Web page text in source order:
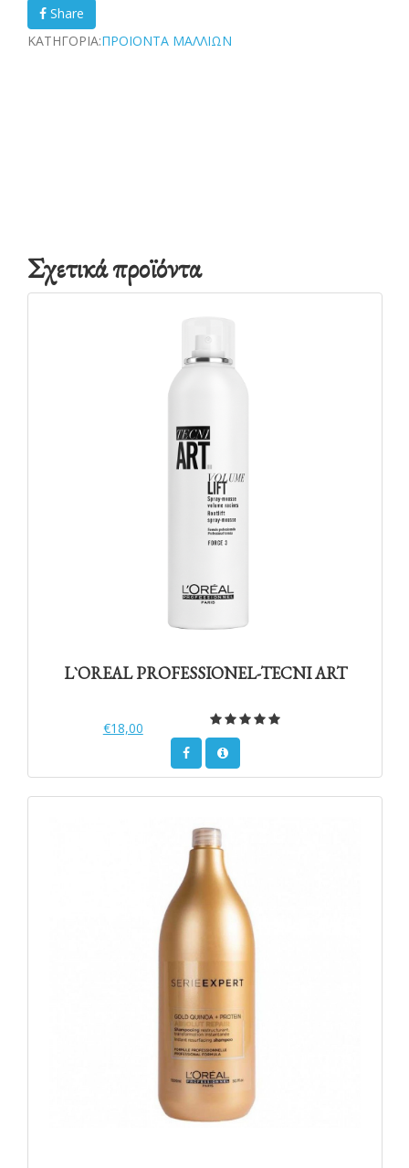
Share
ΚΑΤΗΓΟΡΙΑ:ΠΡΟΙΟΝΤΑ ΜΑΛΛΙΩΝ
Σχετικά προϊόντα
L`OREAL PROFESSIONEL-TECNI ART
€18,00